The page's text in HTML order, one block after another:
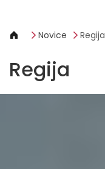
Novice Regija
Regija